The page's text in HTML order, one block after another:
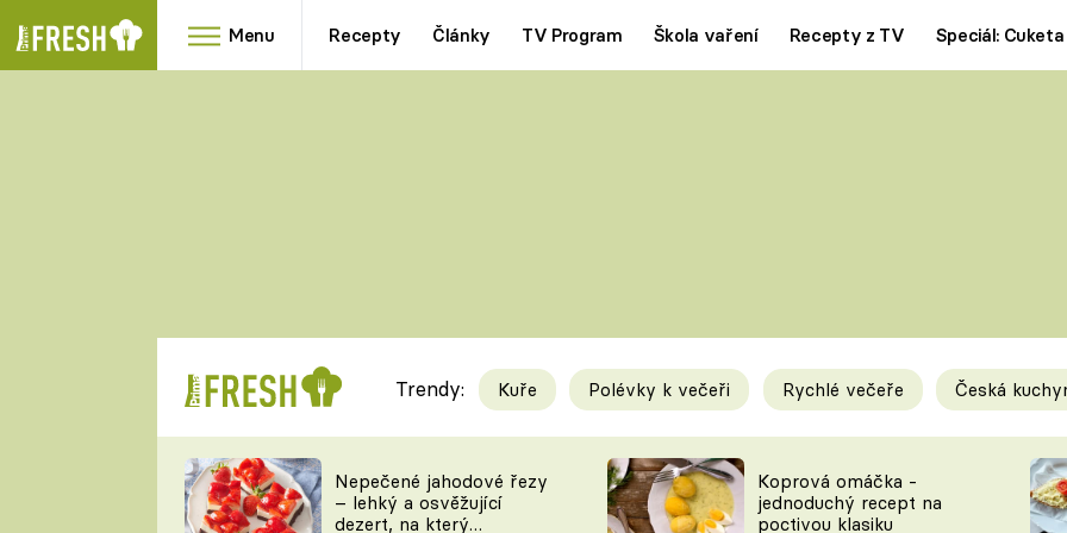
Menu Recepty Články TV Program Škola vaření Recepty z TV Speciál: Cuketa
RYCHLOVKY
Videorecepty
TEĎ VAŘÍ ŠÉF!
Tipy a triky
KAM ZA JÍDLEM
Trendy: Kuře Polévky k večeři Rychlé večeře Česká
Nepečené jahodové řezy
– lehký a osvěžující
dezert, na který
Koprová omáčka -
jednoduchý recept na
poctivou klasiku